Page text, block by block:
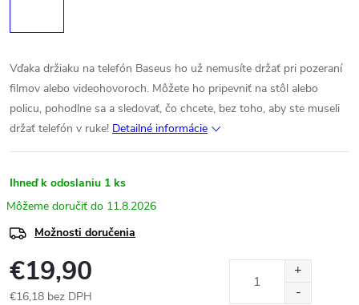
Vďaka držiaku na telefón Baseus ho už nemusíte držať pri pozeraní
filmov alebo videohovoroch. Môžete ho pripevniť na stôl alebo
policu, pohodlne sa a sledovať, čo chcete, bez toho, aby ste museli
držať telefón v ruke! Detailné informácie
Ihneď k odoslaniu 1 ks
11.8.2026
Možnosti doručenia
€19,90
€16,18 bez DPH